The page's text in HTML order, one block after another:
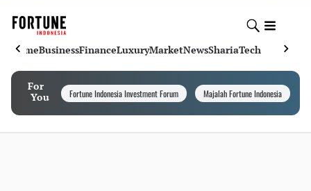
HomeBusinessFinanceLuxuryMarketNewsShariaTech
For
You
Fortune Indonesia Investment Forum Majalah Fortune Indonesia